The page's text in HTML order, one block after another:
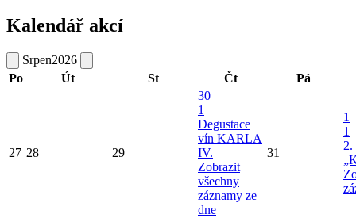
Kalendář akcí
Srpen2026
Po
Út St Čt Pá
27 28 29
30
1
Degustace
vín KARLA
IV.
Zobrazit
všechny
záznamy ze
dne
31
1
1
2.